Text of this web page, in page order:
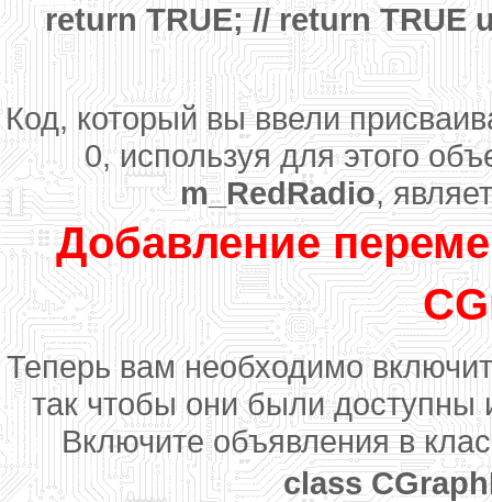
return TRUE; // return
Код, который вы ввели
0, используя для этого
m_RedRadio,
Добавление
Теперь вам необходимо
так чтобы они были
Включите объявления в
class